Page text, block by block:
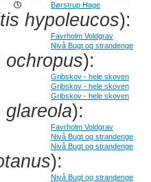
Børstrup Hage
hypoleucos):
Favrholm Voldgrav
Nivå Bugt og strandenge
ochropus):
Gribskov - hele skoven
Gribskov - hele skoven
Gribskov - hele skoven
glareola):
Favrholm Voldgrav
Nivå Bugt og strandenge
Nivå Bugt og strandenge
):
Nivå Bugt og strandenge